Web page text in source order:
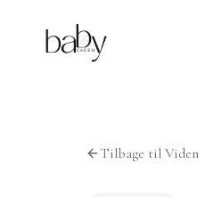
Tilbage til Viden